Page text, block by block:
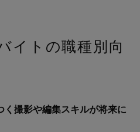
イトの職種別向
く撮影や編集スキルが将来に